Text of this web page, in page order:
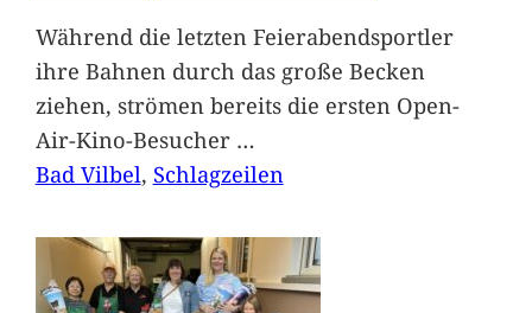
Während die letzten Feierabendsportler
ihre Bahnen durch das große Becken
ziehen, strömen bereits die ersten Open-
Air-Kino-Besucher …
Bad Vilbel, Schlagzeilen